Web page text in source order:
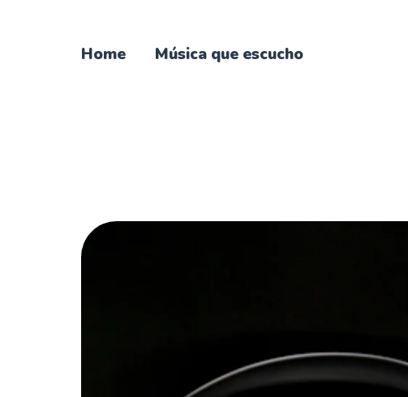
Home Música que escucho